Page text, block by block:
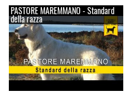
PASTORE MAREMMANO - Standard
della razza